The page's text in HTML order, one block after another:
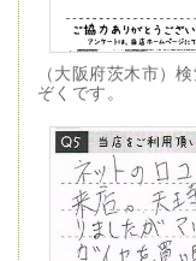
（大阪府茨木市）
ぞくです。